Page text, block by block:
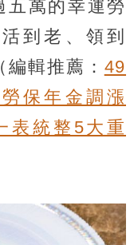
五萬的幸運勞
到老、領到
（編輯推薦： 49
保年金調漲
表統整5大重